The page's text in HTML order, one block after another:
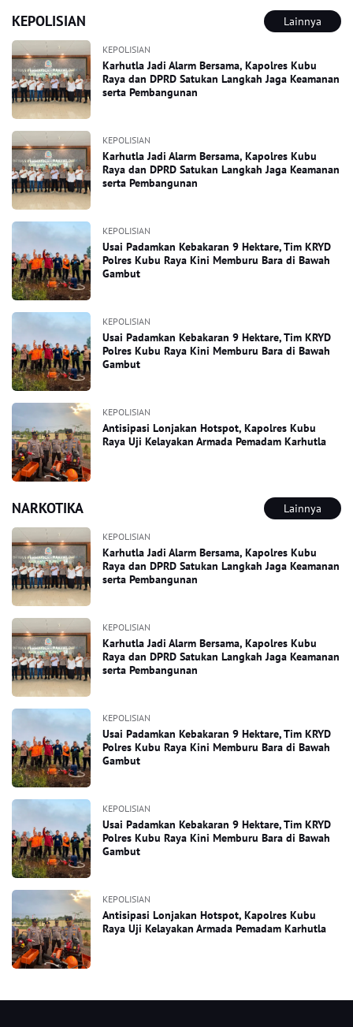
KEPOLISIAN Lainnya
KEPOLISIAN
Karhutla Jadi Alarm Bersama, Kapolres Kubu
Raya dan DPRD Satukan Langkah Jaga Keamanan
serta Pembangunan
KEPOLISIAN
Karhutla Jadi Alarm Bersama, Kapolres Kubu
Raya dan DPRD Satukan Langkah Jaga Keamanan
serta Pembangunan
KEPOLISIAN
Usai Padamkan Kebakaran 9 Hektare, Tim KRYD
Polres Kubu Raya Kini Memburu Bara di Bawah
Gambut
KEPOLISIAN
Usai Padamkan Kebakaran 9 Hektare, Tim KRYD
Polres Kubu Raya Kini Memburu Bara di Bawah
Gambut
KEPOLISIAN
Antisipasi Lonjakan Hotspot, Kapolres Kubu
Raya Uji Kelayakan Armada Pemadam Karhutla
NARKOTIKA Lainnya
KEPOLISIAN
Karhutla Jadi Alarm Bersama, Kapolres Kubu
Raya dan DPRD Satukan Langkah Jaga Keamanan
serta Pembangunan
KEPOLISIAN
Karhutla Jadi Alarm Bersama, Kapolres Kubu
Raya dan DPRD Satukan Langkah Jaga Keamanan
serta Pembangunan
KEPOLISIAN
Usai Padamkan Kebakaran 9 Hektare, Tim KRYD
Polres Kubu Raya Kini Memburu Bara di Bawah
Gambut
KEPOLISIAN
Usai Padamkan Kebakaran 9 Hektare, Tim KRYD
Polres Kubu Raya Kini Memburu Bara di Bawah
Gambut
KEPOLISIAN
Antisipasi Lonjakan Hotspot, Kapolres Kubu
Raya Uji Kelayakan Armada Pemadam Karhutla